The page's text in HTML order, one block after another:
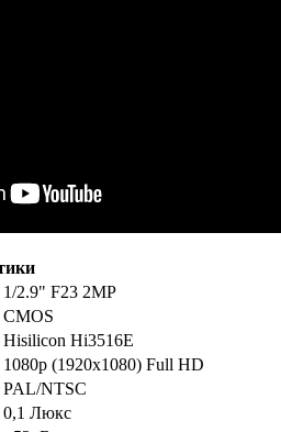
1/2.9" F23 2MP
CMOS
Hisilicon Hi3516E
1080p (1920x1080) Full HD
PAL/NTSC
0,1 Люкс